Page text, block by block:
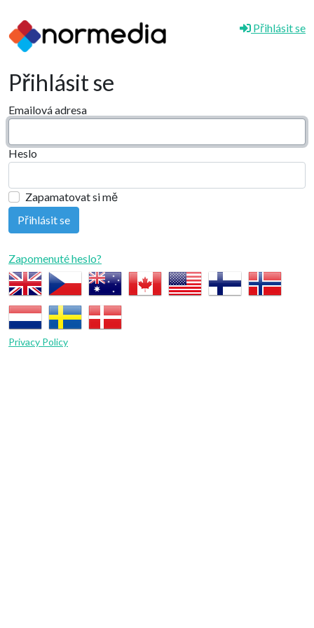
Přihlásit se
Přihlásit se
Emailová adresa
Heslo
Zapamatovat si mě
Zapomenuté heslo?
Privacy Policy